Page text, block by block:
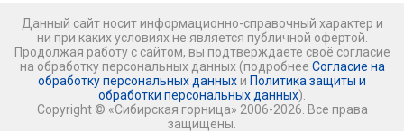
Данный сайт носит информационно-справочный характер и
ни при каких условиях не является публичной офертой.
Продолжая работу с сайтом, вы подтверждаете своё согласие
на обработку персональных данных (подробнее Согласие на
обработку персональных данных и Политика защиты и
обработки персональных данных).
Copyright © «Сибирская горница» 2006-2026. Все права
защищены.